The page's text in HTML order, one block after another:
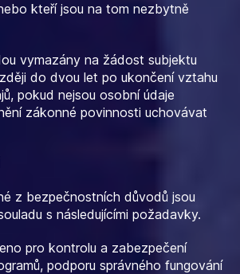
kteří jsou na tom nezbytně
vymazány na žádost subjektu
do dvou let po ukončení vztahu
pokud nejsou osobní údaje
zákonné povinnosti uchovávat
z bezpečnostních důvodů jsou
s následujícími požadavky.
pro kontrolu a zabezpečení
podporu správného fungování